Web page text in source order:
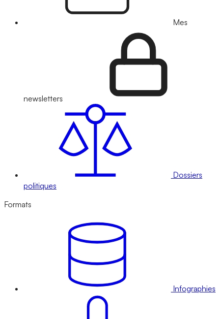
Mes
newsletters
Dossiers
politiques
Formats
Infographies